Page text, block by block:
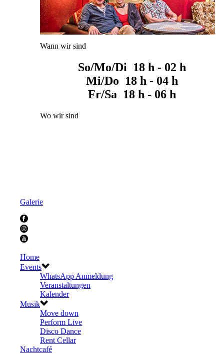
Wann wir sind
So/Mo/Di 18 h - 02 h
Mi/Do 18 h - 04 h
Fr/Sa 18 h - 06 h
Wo wir sind
Galerie
Home
Events
WhatsApp Anmeldung
Veranstaltungen
Kalender
Musik
Move down
Perform Live
Disco Dance
Rent Cellar
Nachtcafé